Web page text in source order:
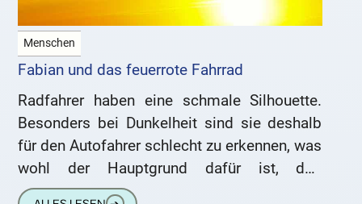
Menschen
Fabian und das feuerrote Fahrrad
Radfahrer haben eine schmale Silhouette.
Besonders bei Dunkelheit sind sie deshalb
für den Autofahrer schlecht zu erkennen, was
wohl der Hauptgrund dafür ist, daß
Reflektoren an den Pedalen, den Speichen